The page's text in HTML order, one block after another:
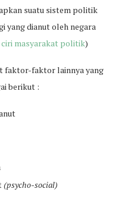
suatu sistem politik
yang dianut oleh negara
masyarakat politik)
faktor-faktor lainnya yang
berikut :
(psycho-social)